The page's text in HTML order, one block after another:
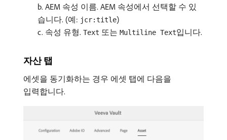
b. AEM 속성 이름. AEM 속성에서 선택할 수 있
습니다. (예: jcr:title)
c. 속성 유형. Text 또는 Multiline Text입니다.
자산 탭
에셋을 동기화하는 경우 에셋 탭에 다음을
입력합니다.